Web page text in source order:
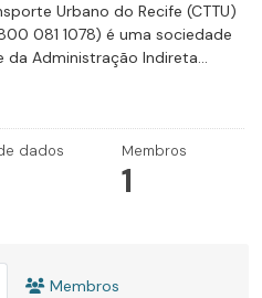
Urbano do Recife (CTTU)
081 1078) é uma sociedade
Administração Indireta...
dados Membros
1
Membros